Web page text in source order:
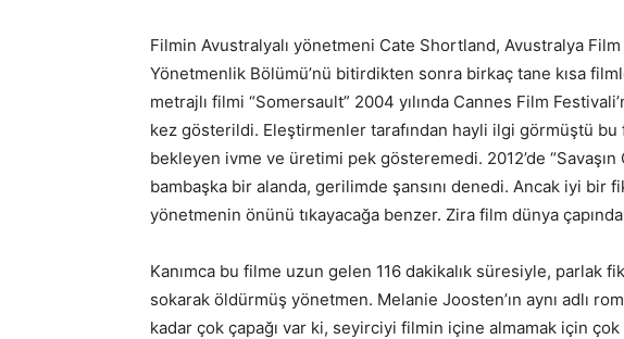
Filmin Avustralyalı yönetmeni Cate Shortland, Avustralya
Yönetmenlik Bölümü’nü bitirdikten sonra birkaç tane kısa
metrajlı filmi “Somersault” 2004 yılında Cannes Film
kez gösterildi. Eleştirmenler tarafından hayli ilgi görmüştü
bekleyen ivme ve üretimi pek gösteremedi. 2012’de
bambaşka bir alanda, gerilimde şansını denedi. Ancak iyi bir
yönetmenin önünü tıkayacağa benzer. Zira film dünya
Kanımca bu filme uzun gelen 116 dakikalık süresiyle, parlak
sokarak öldürmüş yönetmen. Melanie Joosten’ın aynı adlı
kadar çok çapağı var ki, seyirciyi filmin içine almamak için çok